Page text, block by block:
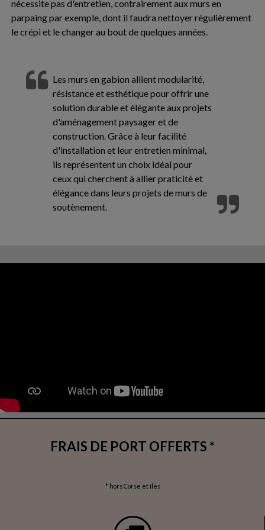
nécessite pas d'entretien, contrairement aux murs en
parpaing par exemple, dont il faudra nettoyer régulièrement
le crépi et le changer au bout de quelques années.
Les murs en gabion allient modularité,
résistance et esthétique pour offrir une
solution durable et élégante aux projets
d'aménagement paysager et de
construction. Grâce à leur facilité
d'installation et leur entretien minimal,
ils représentent un choix idéal pour
ceux qui cherchent à allier praticité et
élégance dans leurs projets de murs de
soutènement.
FRAIS DE PORT OFFERTS *
* hors Corse et îles